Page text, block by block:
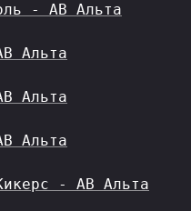
- АВ Альта
Альта
Альта
Альта
- АВ Альта